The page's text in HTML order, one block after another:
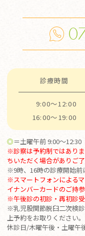
診療時間
9:00～12:00
16:00～19:00
◎＝土曜午前 9:00～12:30
※診察は予約制ではあり
ちいただく場合がありご了
※9時、16時の診療開始前
※スマートフォンによる
イナンバーカードのご持
※午後診の初診・再初診
※乳児股関節脱臼二次検
上予約をお取りください。
休診日/木曜午後・土曜午